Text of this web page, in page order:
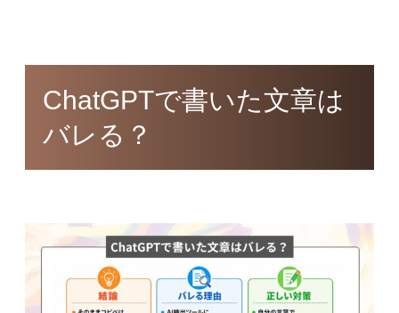
ChatGPTで書いた文章は
バレる？